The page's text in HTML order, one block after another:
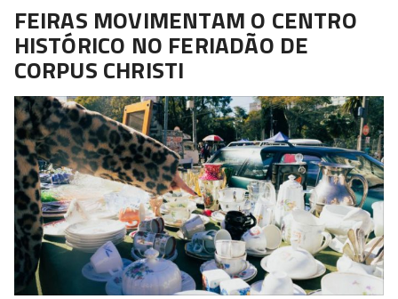
FEIRAS MOVIMENTAM O CENTRO
HISTÓRICO NO FERIADÃO DE
CORPUS CHRISTI